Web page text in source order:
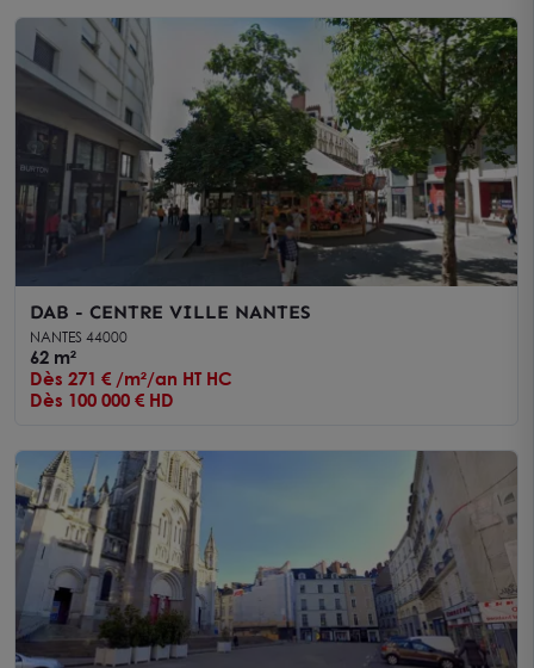
DAB - CENTRE VILLE NANTES
NANTES 44000
62 m²
Dès 271 € /m²/an HT HC
Dès 100 000 € HD